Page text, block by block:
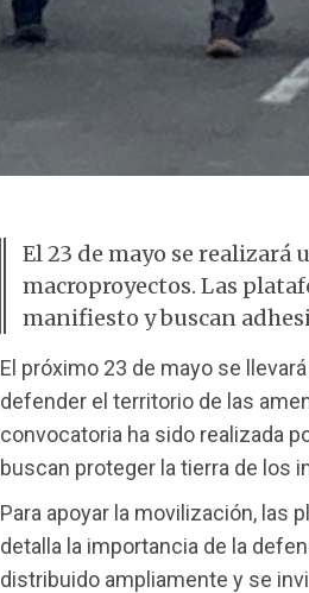
El 23 de mayo se
macroproyectos. Las
manifiesto y buscan
El próximo 23 de mayo se
defender el territorio de las
convocatoria ha sido realizada
buscan proteger la tierra de los
Para apoyar la movilización, las
detalla la importancia de la
distribuido ampliamente y se